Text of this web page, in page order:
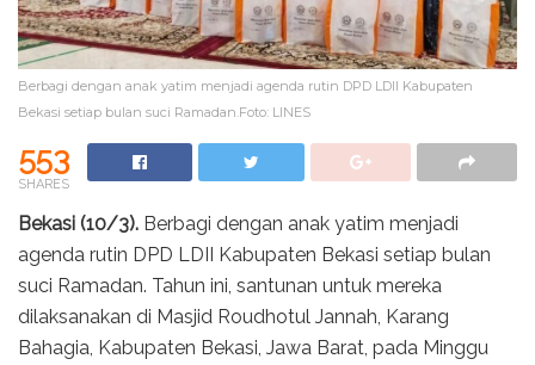
Berbagi dengan anak yatim menjadi agenda rutin DPD LDII Kabupaten
Bekasi setiap bulan suci Ramadan.Foto: LINES
553
SHARES
Bekasi (10/3). Berbagi dengan anak yatim menjadi
agenda rutin DPD LDII Kabupaten Bekasi setiap bulan
suci Ramadan. Tahun ini, santunan untuk mereka
dilaksanakan di Masjid Roudhotul Jannah, Karang
Bahagia, Kabupaten Bekasi, Jawa Barat, pada Minggu